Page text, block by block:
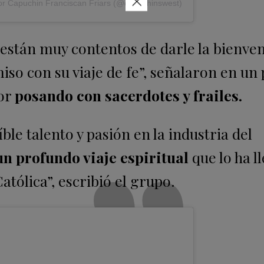
Capuchin Franciscan Friars (@capuchinswest)
muy contentos de darle la
con su viaje de fe”, señalaron en un
posando con sacerdotes y frailes.
talento y pasión en la industria del
profundo viaje espiritual que lo ha
escribió el grupo.